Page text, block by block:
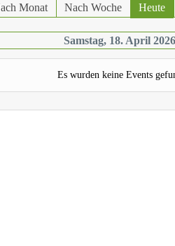
Monat Nach Woche Heute
Samstag, 18. April 2026
Es wurden keine Events